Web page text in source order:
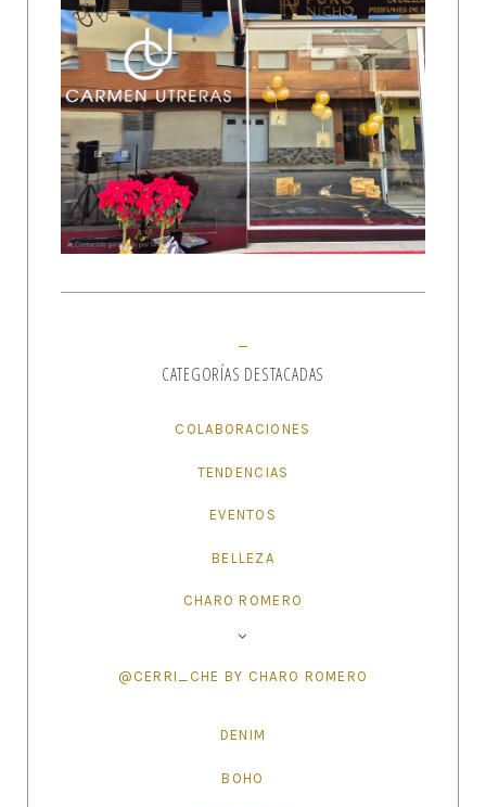
CATEGORÍAS DESTACADAS
COLABORACIONES
TENDENCIAS
EVENTOS
BELLEZA
CHARO ROMERO
@CERRI_CHE BY CHARO ROMERO
DENIM
BOHO